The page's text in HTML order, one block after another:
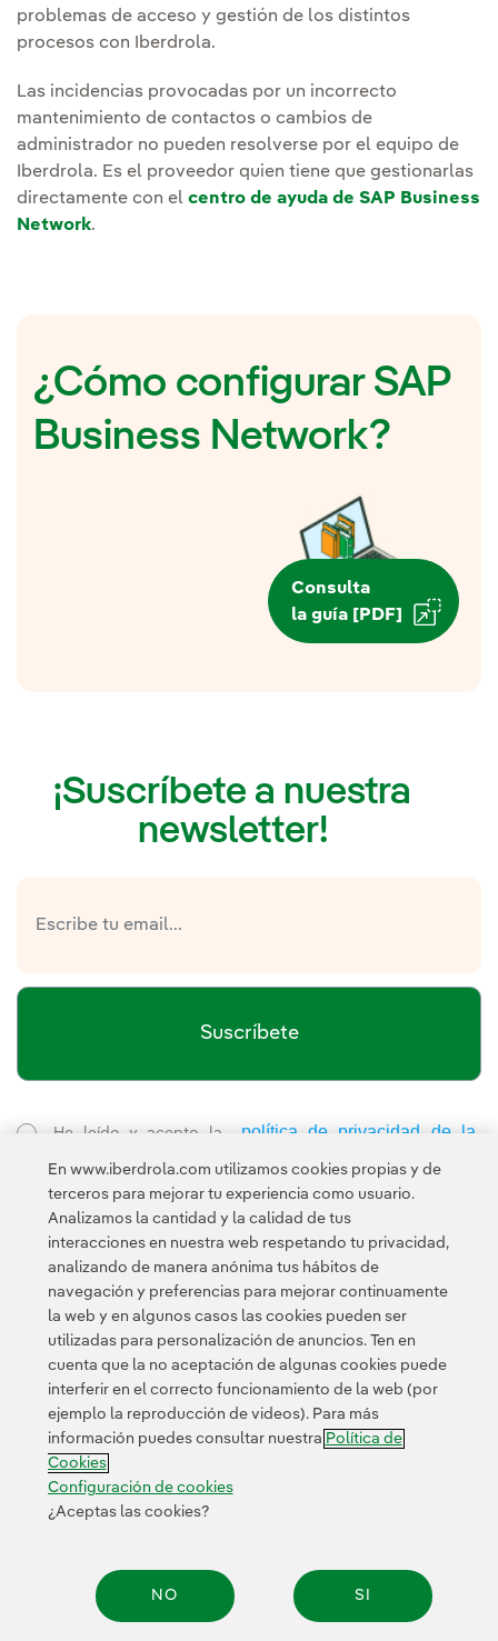
problemas de acceso y gestión de los distintos
procesos con Iberdrola.
Las incidencias provocadas por un incorrecto
mantenimiento de contactos o cambios de
administrador no pueden resolverse por el equipo de
Iberdrola. Es el proveedor quien tiene que gestionarlas
directamente con el centro de ayuda de SAP Business
Network.
¿Cómo configurar SAP
Business Network?
Consulta
la guía [PDF]
¡Suscríbete a nuestra
newsletter!
Suscríbete
He leído y acepto la
política de privacidad de la
Newsletter
Enlace externo, se abre en ventana nueva.
Esta página está protegida por reCAPTCHA y se aplican la
Política de privacidad y los
Contacta Clientes Política de Privacidad Información legal
Política de cookies Configuración de cookies Accesibilidad
Canal de denuncias
© 2026 Iberdrola, S.A. Reservados todos los derechos.
En www.iberdrola.com utilizamos cookies propias y de
terceros para mejorar tu experiencia como usuario.
Analizamos la cantidad y la calidad de tus
interacciones en nuestra web respetando tu privacidad,
analizando de manera anónima tus hábitos de
navegación y preferencias para mejorar continuamente
la web y en algunos casos las cookies pueden ser
utilizadas para personalización de anuncios. Ten en
cuenta que la no aceptación de algunas cookies puede
interferir en el correcto funcionamiento de la web (por
ejemplo la reproducción de videos). Para más
información puedes consultar nuestra Política de
Cookies
Configuración de cookies
¿Aceptas las cookies?
NO SI